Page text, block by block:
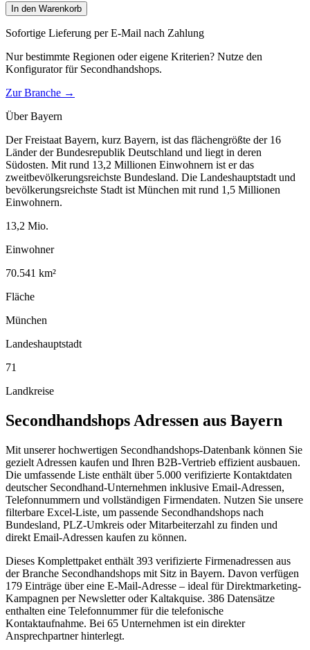
In den Warenkorb
Sofortige Lieferung per E-Mail nach Zahlung
Nur bestimmte Regionen oder eigene Kriterien? Nutze den
Konfigurator für Secondhandshops.
Zur Branche →
ÜberBayern
Der Freistaat Bayern, kurz Bayern, ist das flächengrößte der 16
Länder der Bundesrepublik Deutschland und liegt in deren
Südosten. Mit rund 13,2 Millionen Einwohnern ist er das
zweitbevölkerungsreichste Bundesland. Die Landeshauptstadt und
bevölkerungsreichste Stadt ist München mit rund 1,5 Millionen
Einwohnern.
13,2 Mio.
Einwohner
70.541 km²
Fläche
München
Landeshauptstadt
71
Landkreise
Secondhandshops Adressen aus Bayern
Mit unserer hochwertigen Secondhandshops-Datenbank können Sie
gezielt Adressen kaufen und Ihren B2B-Vertrieb effizient ausbauen.
Die umfassende Liste enthält über 5.000 verifizierte Kontaktdaten
deutscher Secondhand-Unternehmen inklusive Email-Adressen,
Telefonnummern und vollständigen Firmendaten. Nutzen Sie unsere
filterbare Excel-Liste, um passende Secondhandshops nach
Bundesland, PLZ-Umkreis oder Mitarbeiterzahl zu finden und
direkt Email-Adressen kaufen zu können.
Dieses Komplettpaket enthält 393 verifizierte Firmenadressen aus
der Branche Secondhandshops mit Sitz in Bayern. Davon verfügen
179 Einträge über eine E-Mail-Adresse – ideal für Direktmarketing-
Kampagnen per Newsletter oder Kaltakquise. 386 Datensätze
enthalten eine Telefonnummer für die telefonische
Kontaktaufnahme. Bei 65 Unternehmen ist ein direkter
Ansprechpartner hinterlegt.